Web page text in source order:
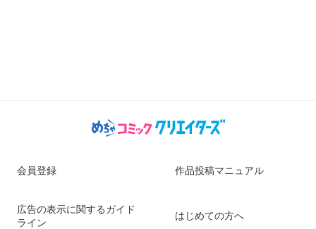
会員登録 作品投稿マニュアル
広告の表示に関するガイド
ライン
はじめての方へ